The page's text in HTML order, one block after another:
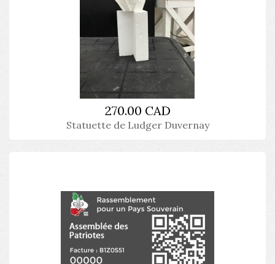
270.00 CAD
Statuette de Ludger Duvernay